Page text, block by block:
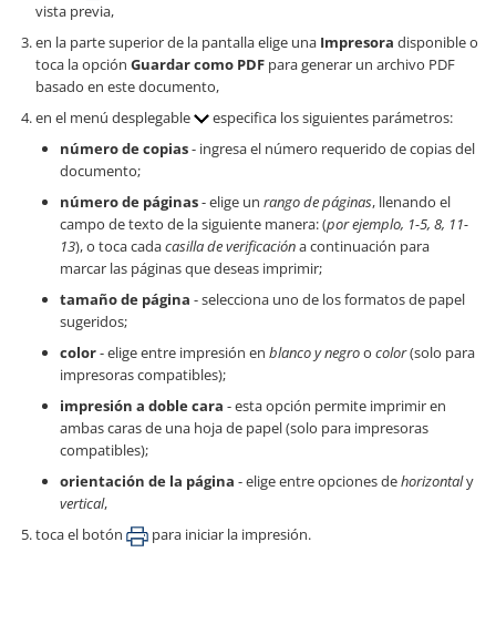
vista previa,
en la parte superior de la pantalla elige una Impresora disponible o
toca la opción Guardar como PDF para generar un archivo PDF
basado en este documento,
en el menú desplegable
especifica los siguientes parámetros:
número de copias- ingresa el número requerido de copias del
documento;
número de páginas- elige un rango de páginas, llenando el
campo de texto de la siguiente manera: (por ejemplo, 1-5, 8, 11-
13), o toca cadacasilla de verificacióna continuación para
marcar las páginas que deseas imprimir;
tamaño de página - selecciona uno de los formatos de papel
sugeridos;
color- elige entre impresión en blanco y negroo color(solo para
impresoras compatibles);
impresión a doble cara - esta opción permite imprimir en
ambas caras de una hoja de papel (solo para impresoras
compatibles);
orientación de la página - elige entre opciones dehorizontaly
vertical,
toca el botón
para iniciar la impresión.